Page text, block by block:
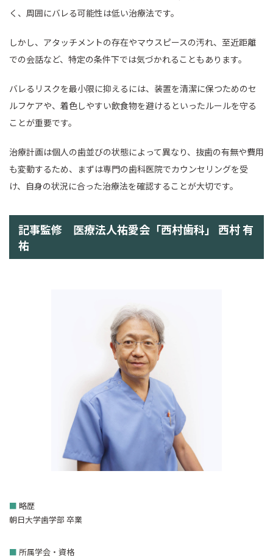
く、周囲にバレる可能性は低い治療法です。
しかし、アタッチメントの存在やマウスピースの汚れ、至近距離
での会話など、特定の条件下では気づかれることもあります。
バレるリスクを最小限に抑えるには、装置を清潔に保つためのセ
ルフケアや、着色しやすい飲食物を避けるといったルールを守る
ことが重要です。
治療計画は個人の歯並びの状態によって異なり、抜歯の有無や費用
も変動するため、まずは専門の歯科医院でカウンセリングを受
け、自身の状況に合った治療法を確認することが大切です。
記事監修 医療法人祐愛会「西村歯科」 西村 有
祐
■ 略歴
朝日大学歯学部 卒業
■ 所属学会・資格